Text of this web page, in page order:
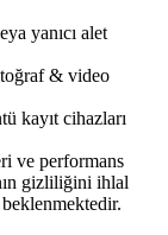
yanıcı alet
& video
kayıt cihazları
ve performans
gizliliğini ihlal